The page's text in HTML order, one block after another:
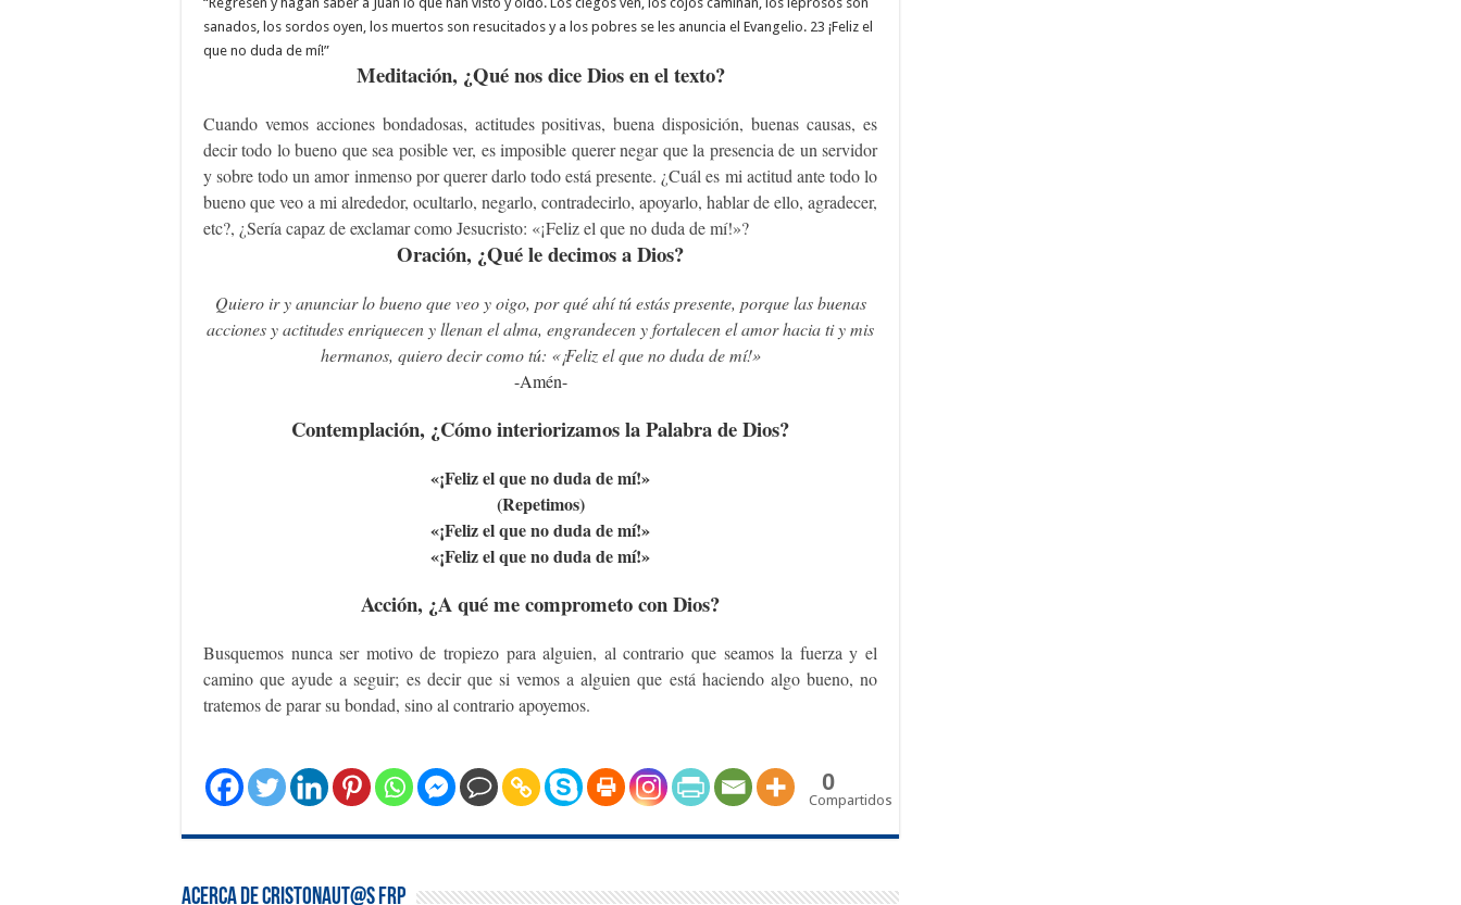
sanados, los sordos oyen, los muertos son resucitados y a los pobres se les anuncia el Evangelio. 23 ¡Feliz el
que no duda de mí!”
Meditación, ¿Qué nos dice Dios en el texto?
Cuando vemos acciones bondadosas, actitudes positivas, buena disposición, buenas causas, es
decir todo lo bueno que sea posible ver, es imposible querer negar que la presencia de un servidor
y sobre todo un amor inmenso por querer darlo todo está presente. ¿Cuál es mi actitud ante todo lo
bueno que veo a mi alrededor, ocultarlo, negarlo, contradecirlo, apoyarlo, hablar de ello, agradecer,
etc?, ¿Sería capaz de exclamar como Jesucristo: «¡Feliz el que no duda de mí!»?
Oración, ¿Qué le decimos a Dios?
Quiero ir y anunciar lo bueno que veo y oigo, por qué ahí tú estás presente, porque las buenas
acciones y actitudes enriquecen y llenan el alma, engrandecen y fortalecen el amor hacia ti y mis
hermanos, quiero decir como tú: «¡Feliz el que no duda de mí!»
-Amén-
Contemplación, ¿Cómo interiorizamos la Palabra de Dios?
«¡Feliz el que no duda de mí!»
(Repetimos)
«¡Feliz el que no duda de mí!»
«¡Feliz el que no duda de mí!»
Acción, ¿A qué me comprometo con Dios?
Busquemos nunca ser motivo de tropiezo para alguien, al contrario que seamos la fuerza y el
camino que ayude a seguir; es decir que si vemos a alguien que está haciendo algo bueno, no
tratemos de parar su bondad, sino al contrario apoyemos.
0
Compartidos
Acerca de Cristonaut@s FRP